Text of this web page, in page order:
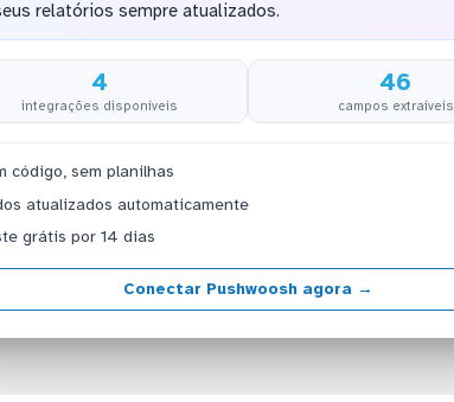
relatórios sempre atualizados.
4
integrações disponíveis
46
campos extraíveis
código, sem planilhas
atualizados automaticamente
grátis por 14 dias
Conectar Pushwoosh agora →